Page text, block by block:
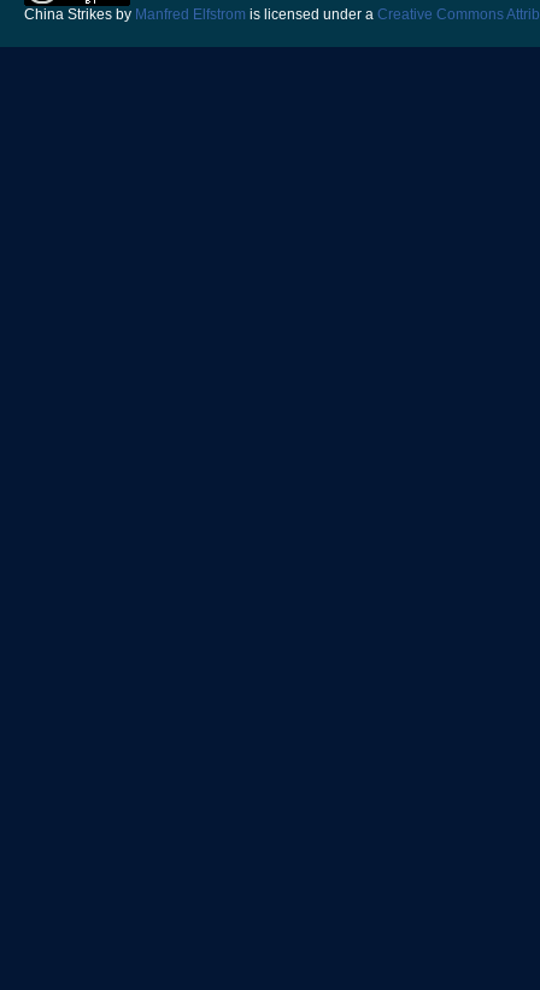
China Strikes by Manfred Elfstrom is licensed under a Creative Commons